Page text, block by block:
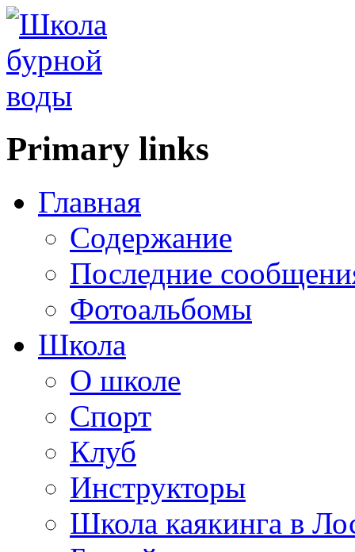
Primary links
Главная
Содержание
Последние
Фотоальбомы
Школа
О школе
Спорт
Клуб
Инструкторы
Школа каякинга в